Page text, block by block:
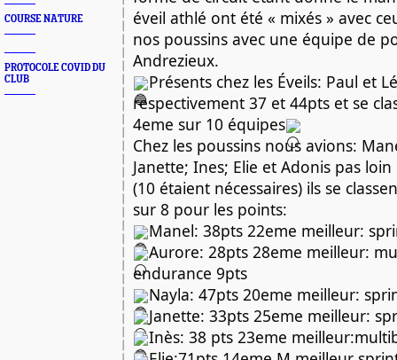
COURSE NATURE
PROTOCOLE COVID DU
CLUB
éveil athlé ont été « mixés » avec
nos poussins avec une équipe de
Andrezieux.
Présents chez les Éveils: Paul et
respectivement 37 et 44pts et se
4eme sur 10 équipes
Chez les poussins nous avions:
Janette; Ines; Elie et Adonis pas
(10 étaient nécessaires) ils se
sur 8 pour les points:
Manel: 38pts 22eme meilleur:
Aurore: 28pts 28eme meilleur:
endurance 9pts
Nayla: 47pts 20eme meilleur:
Janette: 33pts 25eme meilleur:
Inès: 38 pts 23eme